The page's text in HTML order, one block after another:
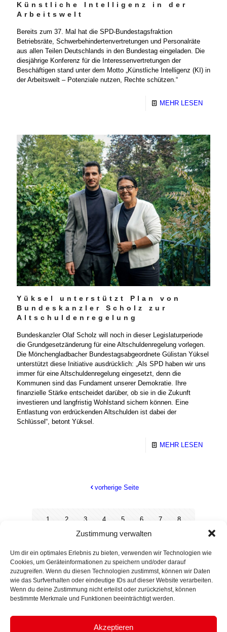
Zustimmung verwalten
Um dir ein optimales Erlebnis zu bieten, verwenden wir Technologien wie
Cookies, um Geräteinformationen zu speichern und/oder darauf
zuzugreifen. Wenn du diesen Technologien zustimmst, können wir Daten
wie das Surfverhalten oder eindeutige IDs auf dieser Website verarbeiten.
Wenn du deine Zustimmung nicht erteilst oder zurückziehst, können
bestimmte Merkmale und Funktionen beeinträchtigt werden.
Akzeptieren
Künstliche Intelligenz in der
Arbeitswelt
Bereits zum 37. Mal hat die SPD-Bundestagsfraktion
Betriebsräte, Schwerbehindertenvertretungen und Personalräte
aus allen Teilen Deutschlands in den Bundestag eingeladen. Die
diesjährige Konferenz für die Interessenvertretungen der
Beschäftigen stand unter dem Motto „Künstliche Intelligenz (KI) in
der Arbeitswelt – Potenziale nutzen, Rechte schützen.“
MEHR LESEN
Yüksel unterstützt Plan von
Bundeskanzler Scholz zur
Altschuldenregelung
Bundeskanzler Olaf Scholz will noch in dieser Legislaturperiode
die Grundgesetzänderung für eine Altschuldenregelung vorlegen.
Die Mönchengladbacher Bundestagsabgeordnete Gülistan Yüksel
unterstützt diese Initiative ausdrücklich: „Als SPD haben wir uns
immer für eine Altschuldenregelung eingesetzt, denn die
Kommunen sind das Fundament unserer Demokratie. Ihre
finanzielle Stärke entscheidet darüber, ob sie in die Zukunft
investieren und langfristig Wohlstand sichern können. Eine
Entlastung von erdrückenden Altschulden ist dabei der
Schlüssel“, betont Yüksel.
MEHR LESEN
vorherige Seite
1 2 3 4 5 6 7 8
11 12 13 14
17 18 19 20 21 22 23 24
25 26 27 28 29 30 31 32
33 34 35 36 37